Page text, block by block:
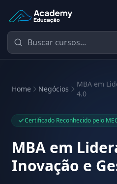
Academy Educação — Página
Home Negócios
MBA em
4.0
Certificado Reconhecido pelo
MBA em
Inovação e